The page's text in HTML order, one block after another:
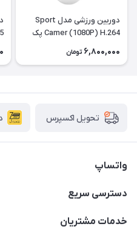
دوربین ورزشی مدل Sport
Camer (1080P) H.264 پک
کامل با تمام تجهیزات رنگ
مشکی
6,800,000 تومان
تحویل اکسپرس
واتساپ
09933276933 واتس اپ و اینستاگرام - فقط
دسترسی سریع
حساب کاربری
خدمات مشتریان